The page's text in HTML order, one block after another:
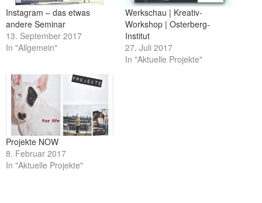
Instagram – das etwas
andere Seminar
13. September 2017
In "Allgemein"
Werkschau | Kreativ-
Workshop | Osterberg-
Institut
27. Juli 2017
In "Aktuelle Projekte"
Projekte NOW
8. Februar 2017
In "Aktuelle Projekte"